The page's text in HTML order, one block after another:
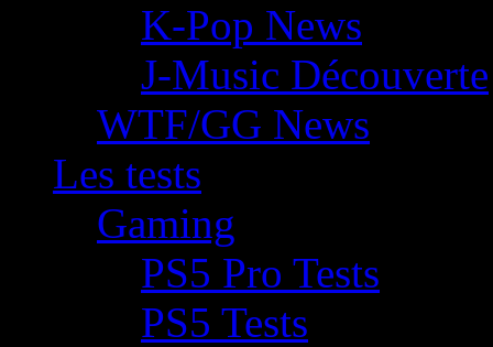
K-Pop News
J-Music Découverte
WTF/GG News
Les tests
Gaming
PS5 Pro Tests
PS5 Tests